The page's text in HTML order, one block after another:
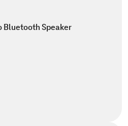
Bluetooth Speaker